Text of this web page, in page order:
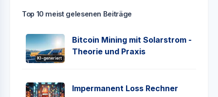
Top 10 meist gelesenen Beiträge
KI-generiert
Bitcoin Mining mit Solarstrom -
Theorie und Praxis
Impermanent Loss Rechner